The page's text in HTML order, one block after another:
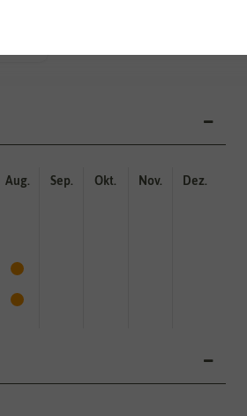
Kann
Aug. Sep. Okt. Nov. Dez.